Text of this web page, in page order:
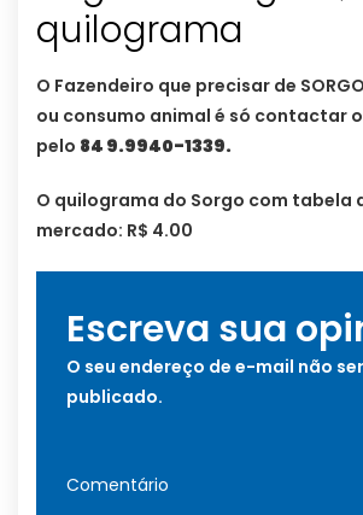
quilograma
O Fazendeiro que precisar de
ou consumo animal é só contactar o
pelo 84 9.9940-1339.
O quilograma do Sorgo com tabela
mercado: R$ 4.00
Escreva sua
O seu endereço de e-mail não
publicado.
Comentário